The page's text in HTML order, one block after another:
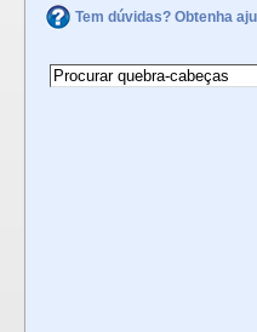
Tem dúvidas? Obtenha